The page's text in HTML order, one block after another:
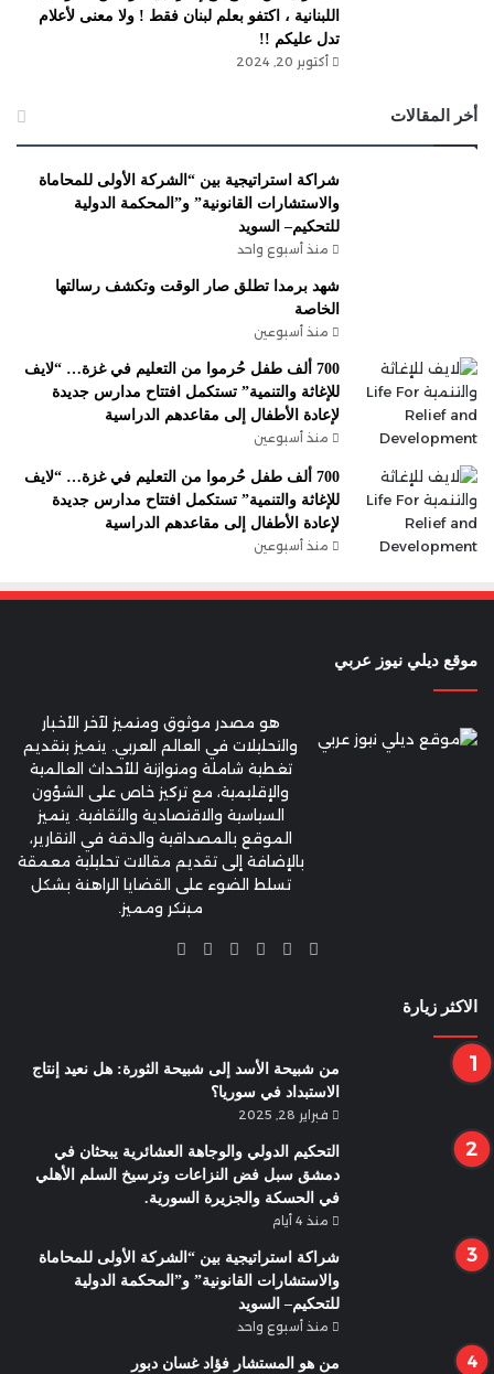
اللبنانية ، اكتفو بعلم لبنان فقط ! ولا معنى لأعلام
تدل عليكم !!
أكتوبر 20, 2024
أخر المقالات
شراكة استراتيجية بين “الشركة الأولى للمحاماة
والاستشارات القانونية” و”المحكمة الدولية
للتحكيم– السويد
منذ أسبوع واحد
شهد برمدا تطلق صار الوقت وتكشف رسالتها
الخاصة
منذ أسبوعين
700 ألف طفل حُرموا من التعليم في غزة… “لايف
للإغاثة والتنمية” تستكمل افتتاح مدارس جديدة
لإعادة الأطفال إلى مقاعدهم الدراسية
منذ أسبوعين
700 ألف طفل حُرموا من التعليم في غزة… “لايف
للإغاثة والتنمية” تستكمل افتتاح مدارس جديدة
لإعادة الأطفال إلى مقاعدهم الدراسية
منذ أسبوعين
موقع ديلي نيوز عربي
هو مصدر موثوق ومتميز لآخر الأخبار
والتحليلات في العالم العربي. يتميز بتقديم
تغطية شاملة ومتوازنة للأحداث العالمية
والإقليمية، مع تركيز خاص على الشؤون
السياسية والاقتصادية والثقافية. يتميز
الموقع بالمصداقية والدقة في التقارير،
بالإضافة إلى تقديم مقالات تحليلية معمقة
تسلط الضوء على القضايا الراهنة بشكل
مبتكر ومميز.
فيسبوك
X يوتيوبانستقرام
تيلقرام
الاكثر زيارة
من شبيحة الأسد إلى شبيحة الثورة: هل نعيد إنتاج
الاستبداد في سوريا؟
فبراير 28, 2025
التحكيم الدولي والوجاهة العشائرية يبحثان في
دمشق سبل فض النزاعات وترسيخ السلم الأهلي
في الحسكة والجزيرة السورية.
منذ 4 أيام
شراكة استراتيجية بين “الشركة الأولى للمحاماة
والاستشارات القانونية” و”المحكمة الدولية
للتحكيم– السويد
منذ أسبوع واحد
من هو المستشار فؤاد غسان دبور